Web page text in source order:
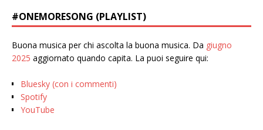
#ONEMORESONG (PLAYLIST)
Buona musica per chi ascolta la buona musica. Da giugno
2025 aggiornato quando capita. La puoi seguire qui:
Bluesky (con i commenti)
Spotify
YouTube